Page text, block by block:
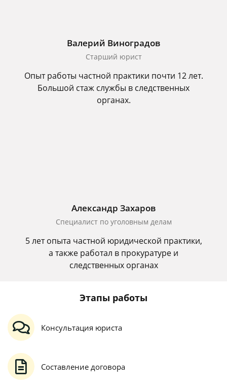
Валерий Виноградов
Старший юрист
Опыт работы частной практики почти 12 лет.
Большой стаж службы в следственных
органах.
Александр Захаров
Специалист по уголовным делам
5 лет опыта частной юридической практики,
а также работал в прокуратуре и
следственных органах
Этапы работы
Консультация юриста
Составление договора